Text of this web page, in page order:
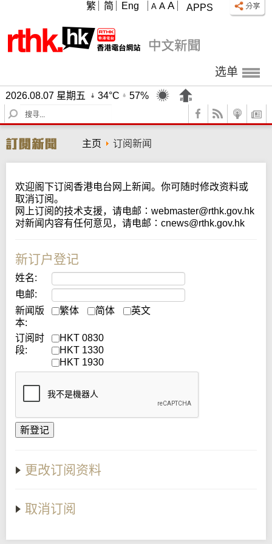
APPS
A A A
繁 简 Eng
选单
2026.08.07 星期五 34°C
57%
S
e
r
主页 订阅新闻
欢迎阁下订阅香港电台网上新闻。你可随时修改资料或
取消订阅。
网上订阅的技术支援，请电邮∶ webmaster@rthk.gov.hk
对新闻内容有任何意见，请电邮∶ cnews@rthk.gov.hk
新订户登记
姓名:
电邮:
新闻版
本:
繁体 简体 英文
订阅时
段:
HKT 0830
HKT 1330
HKT 1930
更改订阅资料
取消订阅